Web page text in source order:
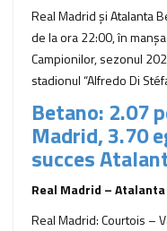
Real Madrid şi Atalanta
de la ora 22:00, în
Campionilor, sezonul
stadionul “Alfredo Di
Betano: 2.07
Madrid, 3.70
succes
Real Madrid –
Real Madrid: Courtois –